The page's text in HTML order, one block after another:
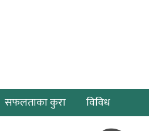
सफलताका कुरा विविध